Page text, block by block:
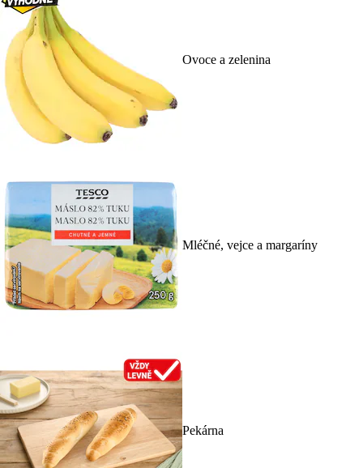
Ovoce a zelenina
Mléčné, vejce a margaríny
Pekárna